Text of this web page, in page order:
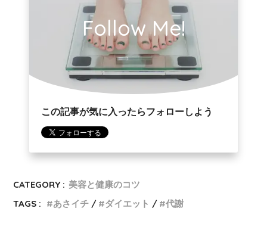
Follow Me!
この記事が気に入ったらフォローしよう
CATEGORY : 美容と健康のコツ
TAGS :
あさイチ ダイエット 代謝